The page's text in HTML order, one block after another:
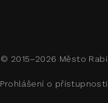
© 2015–2026 Město Rabí
Prohlášení o přístupnosti